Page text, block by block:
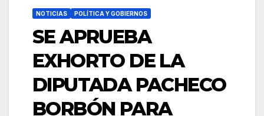
NOTICIAS POLÍTICA Y GOBIERNOS
SE APRUEBA
EXHORTO DE LA
DIPUTADA PACHECO
BORBÓN PARA